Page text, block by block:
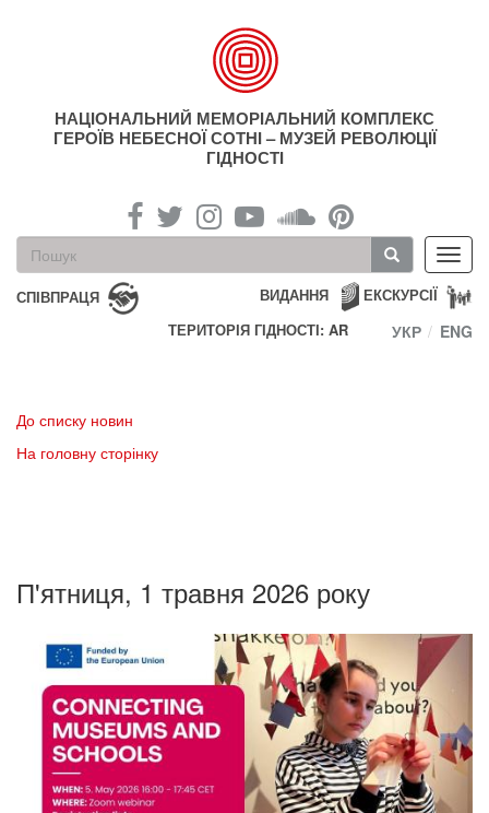
НАЦІОНАЛЬНИЙ МЕМОРІАЛЬНИЙ КОМПЛЕКС
ГЕРОЇВ НЕБЕСНОЇ СОТНІ – МУЗЕЙ РЕВОЛЮЦІЇ
ГІДНОСТІ
Пошукова
форма
Пошук
СПІВПРАЦЯ ЕКСКУРСІЇ
ВИДАННЯ
ТЕРИТОРІЯ ГІДНОСТІ: AR
УКР ENG
До списку новин
На головну сторінку
П'ятниця, 1 травня 2026 року